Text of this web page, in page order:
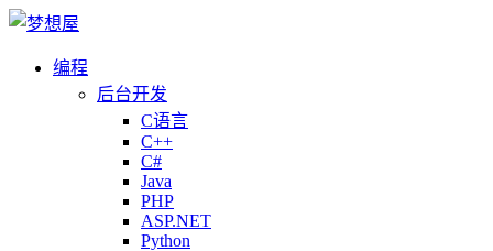
编程
后台开发
C语言
C++
C#
Java
PHP
ASP.NET
Python